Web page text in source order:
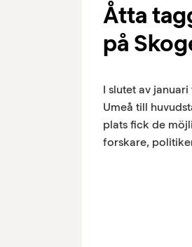
Åtta
på
I slutet av
Umeå till
plats fick de
forskare,